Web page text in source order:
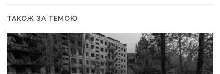
ТАКОЖ ЗА ТЕМОЮ